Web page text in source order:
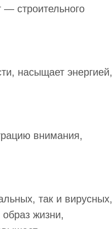
строительного
насыщает энергией,
внимания,
так и вирусных,
жизни,